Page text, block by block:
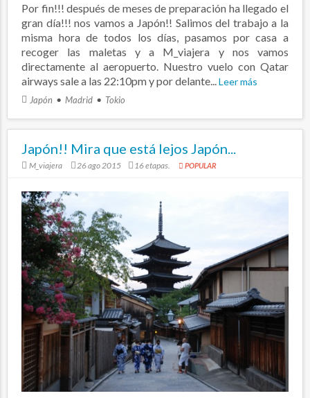
Por fin!!! después de meses de preparación ha llegado el
gran día!!! nos vamos a Japón!! Salimos del trabajo a la
misma hora de todos los días, pasamos por casa a
recoger las maletas y a M_viajera y nos vamos
directamente al aeropuerto. Nuestro vuelo con Qatar
airways sale a las 22:10pm y por delante... Leer más
Japón Madrid Tokio
Japón!! Mira que está lejos Japón...
M_viajera 26 ago 2015 16 etapas. POPULAR